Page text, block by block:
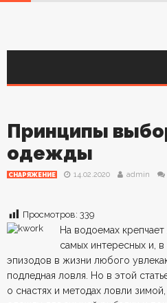
Принципы
одежды
СНАРЯЖЕНИЕ 14.02.2020 admin
Просмотров: 339
На водоемах
самых интересных и,
эпизодов в жизни любого
подледная ловля. Но в этой
о снастях и методах ловли